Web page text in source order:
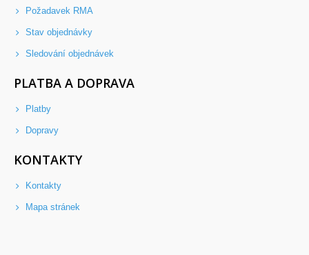
Požadavek RMA
Stav objednávky
Sledování objednávek
PLATBA A DOPRAVA
Platby
Dopravy
KONTAKTY
Kontakty
Mapa stránek